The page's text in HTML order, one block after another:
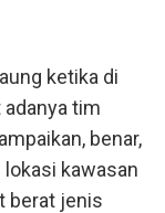
ketika di
tim
benar,
kawasan
berat jenis